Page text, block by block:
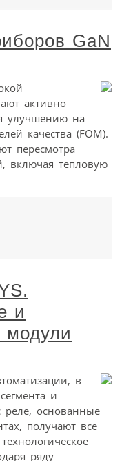
GaN
активно
улучшению на
качества (FOM).
пересмотра
включая тепловую
и
модули
в
и
реле, основанные
получают все
ряду